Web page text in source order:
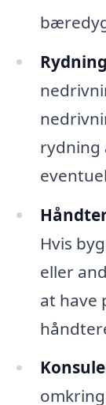
rydning
Hvis
eller
at have